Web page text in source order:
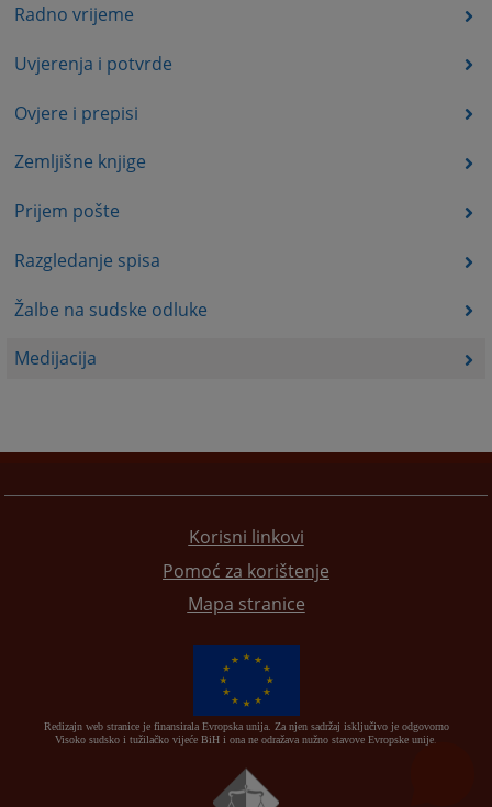
Radno vrijeme
Uvjerenja i potvrde
Ovjere i prepisi
Zemljišne knjige
Prijem pošte
Razgledanje spisa
Žalbe na sudske odluke
Medijacija
Korisni linkovi
Pomoć za korištenje
Mapa stranice
Redizajn web stranice je finansirala Evropska unija. Za njen sadržaj isključivo je odgovorno
Visoko sudsko i tužilačko vijeće BiH i ona ne odražava nužno stavove Evropske unije.